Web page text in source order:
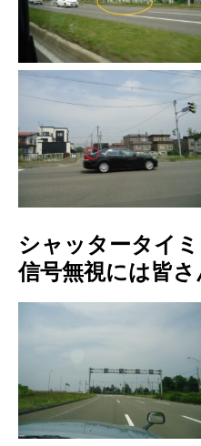
シャッタータイ
信号無視には皆